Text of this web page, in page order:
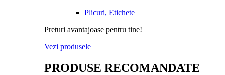
Plicuri, Etichete
Preturi avantajoase pentru tine!
Vezi produsele
PRODUSE RECOMANDATE